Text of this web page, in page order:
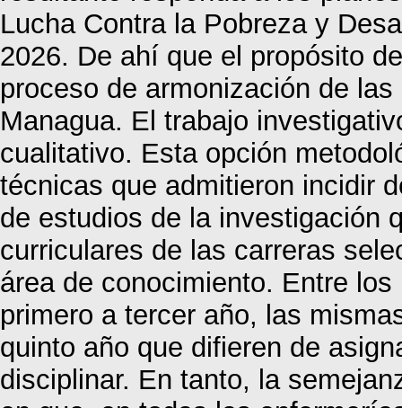
Lucha Contra la Pobreza y
2026. De ahí que el propósito
proceso de armonización de
Managua. El trabajo
cualitativo. Esta opción
técnicas que admitieron incidir
de estudios de la investigación
curriculares de las carreras
área de conocimiento. Entre
primero a tercer año, las
quinto año que difieren de
disciplinar. En tanto, la